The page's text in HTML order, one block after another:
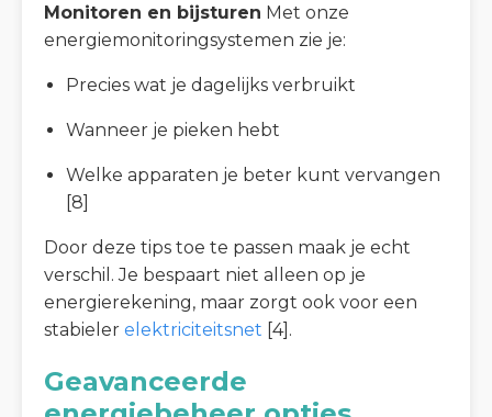
Monitoren en bijsturen Met onze
energiemonitoringsystemen zie je:
Precies wat je dagelijks verbruikt
Wanneer je pieken hebt
Welke apparaten je beter kunt vervangen
[8]
Door deze tips toe te passen maak je echt
verschil. Je bespaart niet alleen op je
energierekening, maar zorgt ook voor een
stabieler elektriciteitsnet [4].
Geavanceerde